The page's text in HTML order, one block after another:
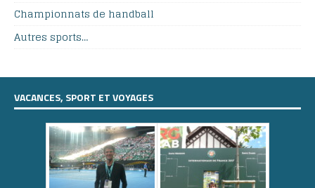
Championnats de handball
Autres sports…
VACANCES, SPORT ET VOYAGES